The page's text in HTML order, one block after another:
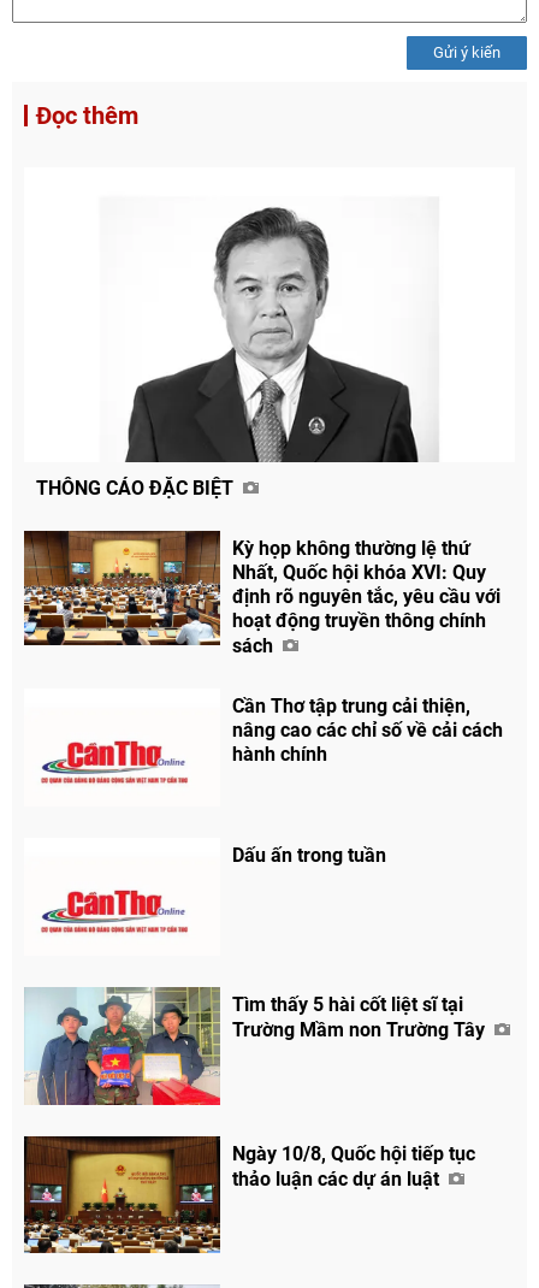
Gửi ý kiến
Đọc thêm
THÔNG CÁO ĐẶC BIỆT
Kỳ họp không thường lệ thứ
Nhất, Quốc hội khóa XVI: Quy
định rõ nguyên tắc, yêu cầu với
hoạt động truyền thông chính
sách
Cần Thơ tập trung cải thiện,
nâng cao các chỉ số về cải cách
hành chính
Dấu ấn trong tuần
Tìm thấy 5 hài cốt liệt sĩ tại
Trường Mầm non Trường Tây
Ngày 10/8, Quốc hội tiếp tục
thảo luận các dự án luật